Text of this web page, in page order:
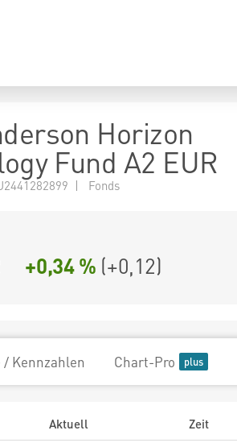
Horizon
Fund A2 EUR
| Fonds
+0,34 % (+0,12)
/ Kennzahlen Chart-Pro
Aktuell Zeit